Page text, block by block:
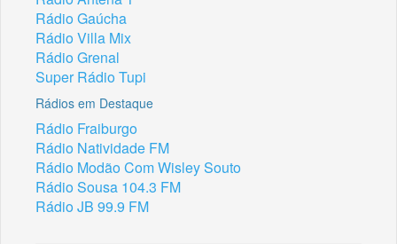
Rádio Gaúcha
Rádio Villa Mix
Rádio Grenal
Super Rádio Tupi
Rádios em Destaque
Rádio Fraiburgo
Rádio Natividade FM
Rádio Modão Com Wisley Souto
Rádio Sousa 104.3 FM
Rádio JB 99.9 FM